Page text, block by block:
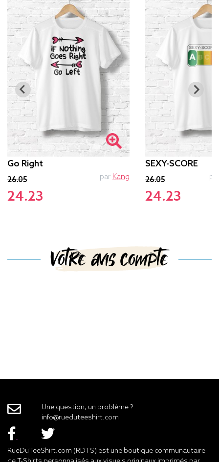
Go Right
26.05
24.23
par Kang
SEXY-SCORE
26.05
24.23
Votre avis compte
Une question, un problème ?
info@rueduteeshirt.com
RueDuTeeShirt.com (RDTS) est une boutique communautaire